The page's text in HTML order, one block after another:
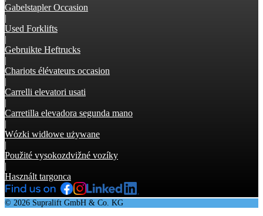
Gabelstapler Occasion
|
Used Forklifts
|
Gebruikte Heftrucks
|
Chariots élévateurs occasion
|
Carrelli elevatori usati
|
Carretilla elevadora segunda mano
|
Wózki widłowe używane
|
Použité vysokozdvižné vozíky
|
Használt targonca
© 2026 Supralift GmbH & Co. KG